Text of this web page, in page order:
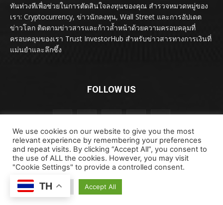
ทันท่วงทีเพื่อช่วยในการตัดสินใจลงทุนของคุณ สำรวจหมวดหมู่ของ
เรา: Cryptocurrency, ข่าวนักลงทุน, Wall Street และการอัปเดต
ข่าวโลก ติดตามข่าวสารและก้าวล้ำหน้าด้วยความครอบคลุมที่
ครอบคลุมของเรา Trust InvestorHub สำหรับข่าวสารทางการเงินที่
แม่นยำและลึกซึ้ง
FOLLOW US
ลิขสิทธิ์ © ลิขสิทธิ์ 2024 investorhub.click สงวนลิขสิทธิ์
ข้อตกลงและเงื่อนไข ข้อสงวนสิทธิ์
นโยบายความเป็นส่วนตัว
เกี่ยวกับเรา
We use cookies on our website to give you the most
relevant experience by remembering your preferences
and repeat visits. By clicking “Accept All”, you consent to
the use of ALL the cookies. However, you may visit
"Cookie Settings" to provide a controlled consent.
Cookie Settings Accept All
TH